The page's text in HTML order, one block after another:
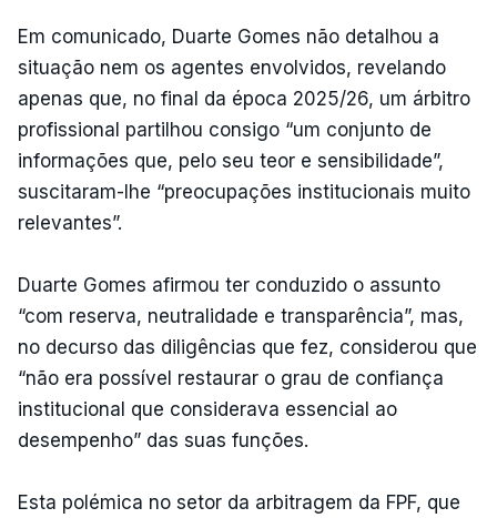
Em comunicado, Duarte Gomes não detalhou a
situação nem os agentes envolvidos, revelando
apenas que, no final da época 2025/26, um árbitro
profissional partilhou consigo “um conjunto de
informações que, pelo seu teor e sensibilidade”,
suscitaram-lhe “preocupações institucionais muito
relevantes”.
Duarte Gomes afirmou ter conduzido o assunto
“com reserva, neutralidade e transparência”, mas,
no decurso das diligências que fez, considerou que
“não era possível restaurar o grau de confiança
institucional que considerava essencial ao
desempenho” das suas funções.
Esta polémica no setor da arbitragem da FPF, que